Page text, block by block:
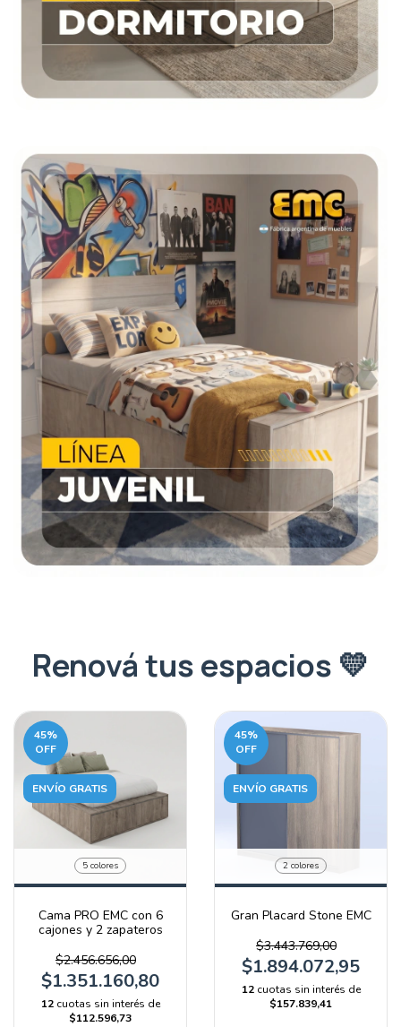
Renová tus espacios 💛
45%
OFF
ENVÍO GRATIS
5 colores
Cama PRO EMC con 6
cajones y 2 zapateros
$2.456.656,00
$1.351.160,80
12 cuotas sin interés de
$112.596,73
45%
OFF
ENVÍO GRATIS
2 colores
Gran Placard Stone EMC
$3.443.769,00
$1.894.072,95
12 cuotas sin interés de
$157.839,41